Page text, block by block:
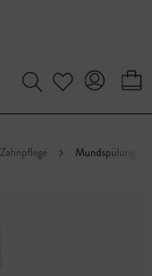
Zahnpflege Mundspülung